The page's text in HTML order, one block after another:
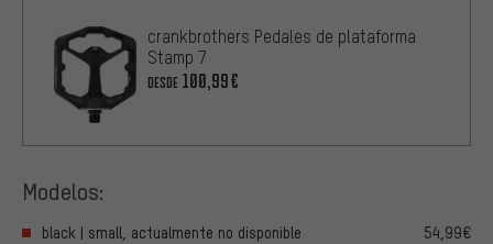
crankbrothers Pedales de plataforma
Stamp 7
DESDE 100,99€
Modelos:
black | small, actualmente no disponible
54,99€